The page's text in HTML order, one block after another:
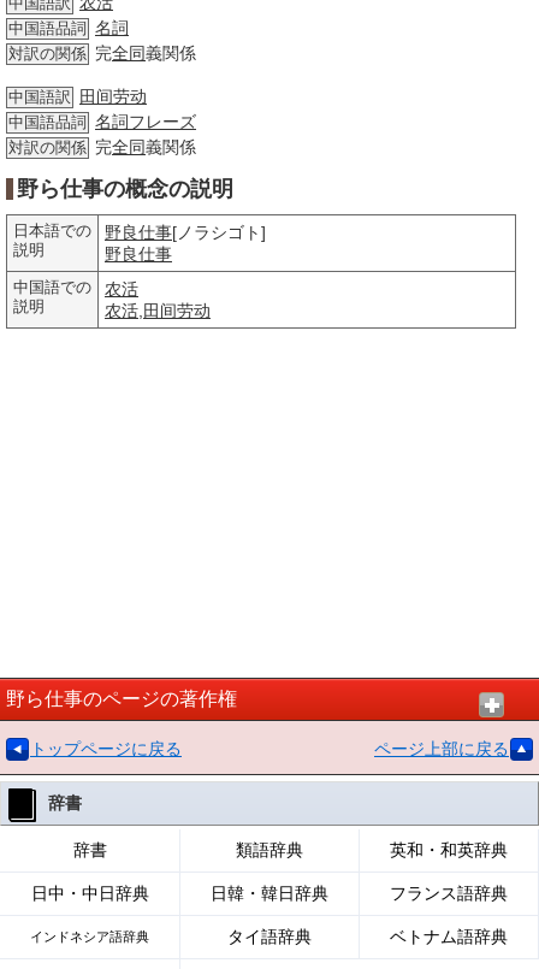
中国語訳
中国語品詞 名詞
対訳の関係 完全同義関係
中国語訳 田间劳动
中国語品詞 名詞フレーズ
対訳の関係 完全同義関係
野ら仕事の概念の説明
日本語での
説明
野良仕事[ノラシゴト]
野良仕事
中国語での
説明
农活
农活 田间劳动
野ら仕事のページの著作権
トップページに戻る ページ上部に戻る
辞書
辞書 類語辞典 英和・和英辞典
日中・中日辞典 日韓・韓日辞典 フランス語辞典
インドネシア語辞典 タイ語辞典 ベトナム語辞典